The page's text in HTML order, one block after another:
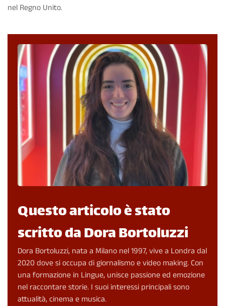
nel Regno Unito.
Questo articolo è stato
scritto da Dora Bortoluzzi
Dora Bortoluzzi, nata a Milano nel 1997, vive a Londra dal
2020 dove si occupa di giornalismo e video making. Con
una formazione in Lingue, unisce passione ed emozione
nel raccontare storie. I suoi interessi principali sono
attualità, cinema e musica.